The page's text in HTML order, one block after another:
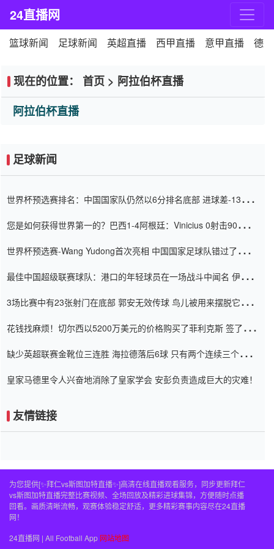
24直播网
篮球新闻 足球新闻 英超直播 西甲直播 意甲直播 德
现在的位置： 首页 > 阿拉伯杯直播
阿拉伯杯直播
足球新闻
世界杯预选赛排名：中国国家队仍然以6分排名底部 进球差-13令人
您是如何获得世界第一的？巴西1-4阿根廷：Vinicius 0射击90分钟
世界杯预选赛-Wang Yudong首次亮相 中国国家足球队错过了世界
最佳中国超级联赛球队：港口的年轻球员在一场战斗中闻名 伊万放
3场比赛中有23张射门在底部 郭安无效传球 鸟儿被用来摆脱它
花钱找麻烦！切尔西以5200万美元的价格购买了菲利克斯 签了7年
缺少英超联赛金靴位三连胜 海拉德落后6球 只有两个连续三个连续
皇家马德里令人兴奋地消除了皇家学会 安彭负责造成巨大的灾难！
友情链接
为您提供[✨拜仁vs斯图加特直播✨]高清在线直播观看服务，同步更新拜仁
vs斯图加特直播完整比赛视频、全场回放及精彩进球集锦，方便随时点播
回看。画质清晰流畅，观赛体验稳定舒适，更多精彩赛事内容尽在24直播
网！
24直播网 | All Football App 网站地图